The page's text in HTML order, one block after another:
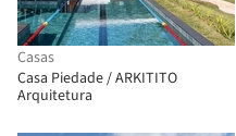
Casas
Casa Piedade / ARKITITO
Arquitetura